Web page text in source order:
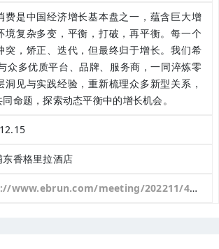
费是中国经济增长基本盘之一，蕴含巨大增
境复杂多变，平衡，打破，再平衡。每一个
突，矫正、迭代，但最终归于增长。我们希
众多优质平台、品牌、服务商，一同淬炼零
洞见与实践经验，重新梳理众多新型关系，
命题，探索动态平衡中的增长机会。
东香格里拉酒店
meeting/202211/4001.html